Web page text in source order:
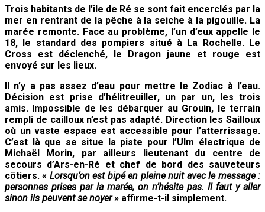
Trois habitants de l’île de Ré se sont fait encerclés par la
mer en rentrant de la pêche à la seiche à la pigouille. La
marée remonte. Face au problème, l’un d’eux appelle le
18, le standard des pompiers situé à La Rochelle. Le
Cross est déclenché, le Dragon jaune et rouge est
envoyé sur les lieux.
Il n’y a pas assez d’eau pour mettre le Zodiac à l’eau.
Décision est prise d’hélitreuiller, un par un, les trois
amis. Impossible de les débarquer au Grouin, le terrain
rempli de cailloux n’est pas adapté. Direction les Sailloux
où un vaste espace est accessible pour l’atterrissage.
C’est là que se situe la piste pour l’Ulm électrique de
Michaël Morin, par ailleurs lieutenant du centre de
secours d’Ars-en-Ré et chef de bord des sauveteurs
côtiers. « Lorsqu’on est bipé en pleine nuit avec le message :
personnes prises par la marée, on n’hésite pas. Il faut y aller
sinon ils peuvent se noyer» affirme-t-il simplement.